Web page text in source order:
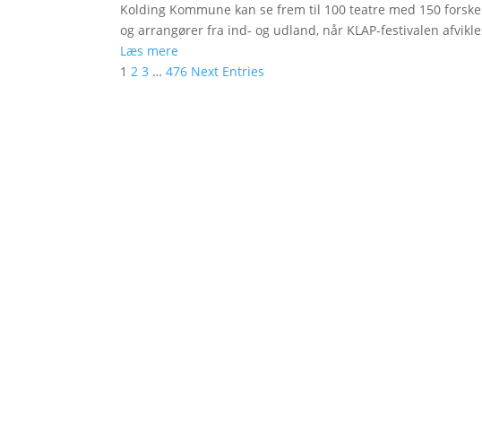
Kolding Kommune kan se frem til 100 teatre med 150
og arrangører fra ind- og udland, når KLAP-festivalen
Læs mere
1 2 3 … 476 Next Entries